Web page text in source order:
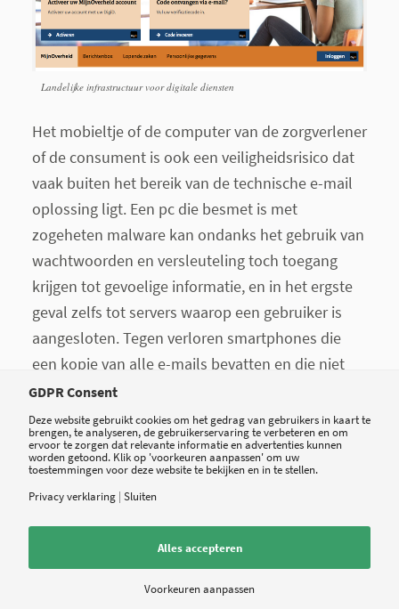
Landelijke infrastructuur voor digitale diensten
Het mobieltje of de computer van de zorgverlener
of de consument is ook een veiligheidsrisico dat
vaak buiten het bereik van de technische e-mail
oplossing ligt. Een pc die besmet is met
zogeheten malware kan ondanks het gebruik van
wachtwoorden en versleuteling toch toegang
krijgen tot gevoelige informatie, en in het ergste
geval zelfs tot servers waarop een gebruiker is
aangesloten. Tegen verloren smartphones die
een kopie van alle e-mails bevatten en die niet
met een pincode beveiligd zijn helpt beveiliging in
een datacentrum niet. Fouten van eigen
medewerkers, zoalshet verkeerd adresseren van
een bericht of een verkeerde bijlage toevoegen,
zijn misschien wel een grotere bron van
technische factoren.
GDPR Consent
Deze website gebruikt cookies om het gedrag van gebruikers in kaart te
brengen, te analyseren, de gebruikerservaring te verbeteren en om
ervoor te zorgen dat relevante informatie en advertenties kunnen
worden getoond. Klik op 'voorkeuren aanpassen' om uw
toestemmingen voor deze website te bekijken en in te stellen.
Privacy verklaring | Sluiten
Alles accepteren
Voorkeuren aanpassen